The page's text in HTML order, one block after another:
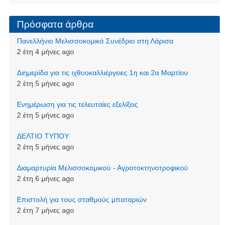
Πρόσφατα άρθρα
Πανελλήνιο Μελισσοκομικό Συνέδριο στη Λάρισα
2 έτη 4 μήνες ago
Διημερίδα για τις ιχθυοκαλλιέργειες 1η και 2α Μαρτίου
2 έτη 5 μήνες ago
Ενημέρωση για τις τελευταίες εξελίξεις
2 έτη 5 μήνες ago
ΔΕΛΤΙΟ ΤΥΠΟΥ
2 έτη 5 μήνες ago
Διαμαρτυρία Μελισσοκομικού - Αγροτοκτηνοτροφικού
2 έτη 6 μήνες ago
Επιστολή για τους σταθμούς μπαταριών
2 έτη 7 μήνες ago